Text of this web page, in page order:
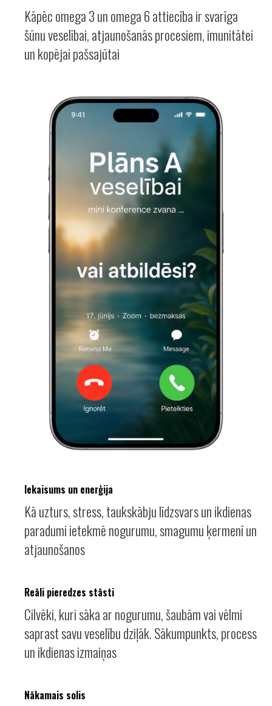
Kāpēc omega 3 un omega 6 attiecība ir svarīga
šūnu veselībai, atjaunošanās procesiem, imunitātei
un kopējai pašsajūtai
Iekaisums un enerģija
Kā uzturs, stress, taukskābju līdzsvars un ikdienas
paradumi ietekmē nogurumu, smagumu ķermenī un
atjaunošanos
Reāli pieredzes stāsti
Cilvēki, kuri sāka ar nogurumu, šaubām vai vēlmi
saprast savu veselību dziļāk. Sākumpunkts, process
un ikdienas izmaiņas
Nākamais solis